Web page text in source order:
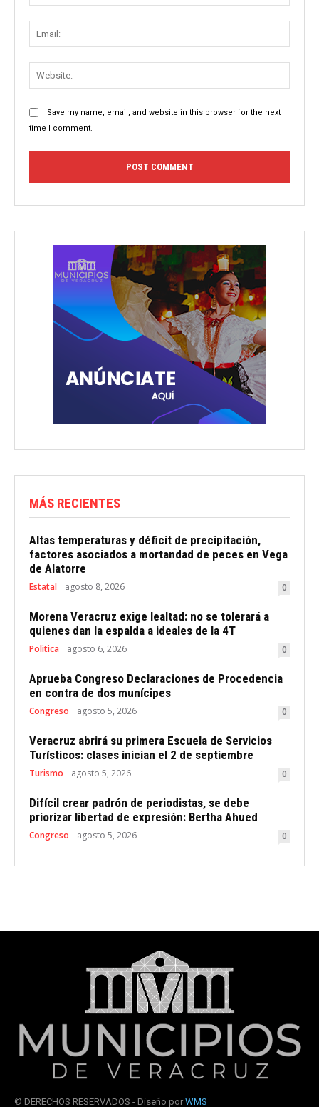
Save my name, email, and website in this browser for the next
time I comment.
MÁS RECIENTES
Altas temperaturas y déficit de precipitación,
factores asociados a mortandad de peces en Vega
de Alatorre
Estatal agosto 8, 2026 0
Morena Veracruz exige lealtad: no se tolerará a
quienes dan la espalda a ideales de la 4T
Politica agosto 6, 2026 0
Aprueba Congreso Declaraciones de Procedencia
en contra de dos munícipes
Congreso agosto 5, 2026 0
Veracruz abrirá su primera Escuela de Servicios
Turísticos: clases inician el 2 de septiembre
Turismo agosto 5, 2026 0
Difícil crear padrón de periodistas, se debe
priorizar libertad de expresión: Bertha Ahued
Congreso agosto 5, 2026 0
© DERECHOS RESERVADOS - Diseño por WMS